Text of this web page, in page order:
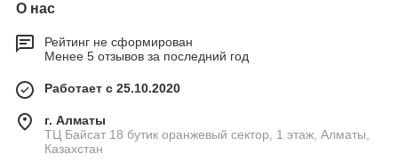
О нас
Рейтинг не сформирован
Менее 5 отзывов за последний год
Работает с 25.10.2020
г. Алматы
ТЦ Байсат 18 бутик оранжевый сектор, 1 этаж, Алматы,
Казахстан